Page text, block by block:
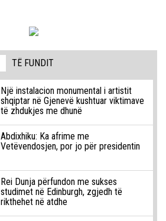
TË FUNDIT
Një instalacion monumental i artistit
shqiptar në Gjenevë kushtuar viktimave
të zhdukjes me dhunë
Abdixhiku: Ka afrime me
Vetëvendosjen, por jo për presidentin
Rei Dunja përfundon me sukses
studimet në Edinburgh, zgjedh të
rikthehet në atdhe